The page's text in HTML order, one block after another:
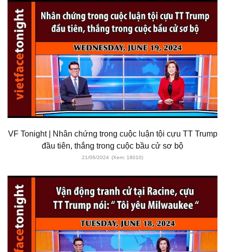
VF Tonight | Nhân chứng trong cuộc luận tội cựu TT Trump
đầu tiên, thắng trong cuộc bầu cử sơ bộ
21/06/2024 (Xem: 18010)